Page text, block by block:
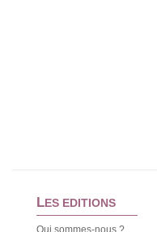
LES EDITIONS
Qui sommes-nous ?